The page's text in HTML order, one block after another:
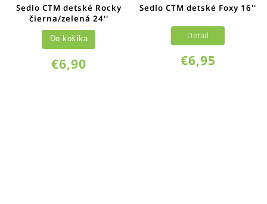
Sedlo CTM detské Rocky
čierna/zelená 24''
€6,90
Do košíka
Sedlo CTM detské Foxy 16''
€6,95
Detail